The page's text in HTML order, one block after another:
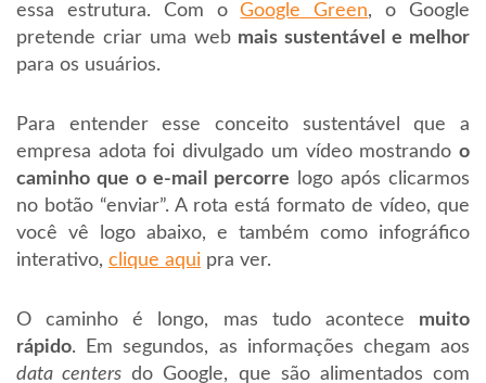
essa estrutura. Com oGoogle Green, o Google
pretende criar uma web mais sustentável e melhor
para os usuários.
Para entender esse conceito sustentável que a
empresa adota foi divulgado um vídeo mostrando o
caminho que o e-mail percorre logo após clicarmos
no botão “enviar”. A rota está formato de vídeo, que
você vê logo abaixo, e também como infográfico
interativo, clique aqui pra ver.
O caminho é longo, mas tudo acontece muito
rápido. Em segundos, as informações chegam aos
data centers do Google, que são alimentados com